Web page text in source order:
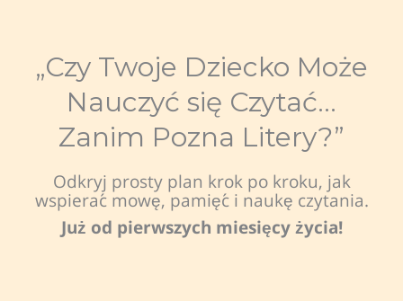
„Czy Twoje Dziecko Może
Nauczyć się Czytać…
Zanim Pozna Litery?”
Odkryj prosty plan krok po kroku, jak
wspierać mowę, pamięć i naukę czytania.
Już od pierwszych miesięcy życia!